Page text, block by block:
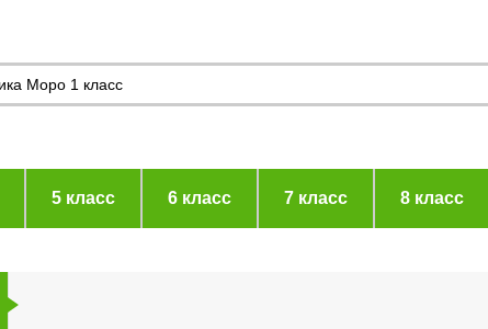
5 класс 6 класс 7 класс 8 класс